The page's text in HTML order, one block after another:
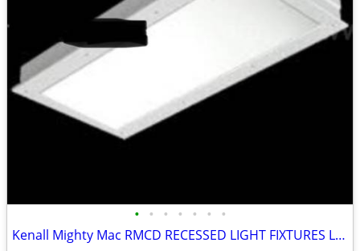
• • • • • • •
Kenall Mighty Mac RMCD RECESSED LIGHT FIXTURES LOT (16) - NEW!